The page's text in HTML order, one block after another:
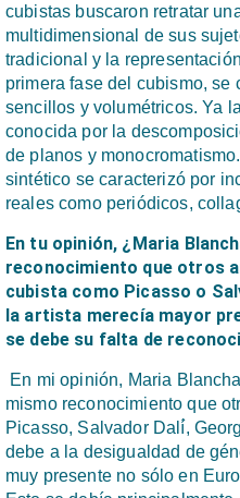
cubistas buscaron retratar
multidimensional de sus
tradicional y la
primera fase del cubismo, se
sencillos y volumétricos. Ya
conocida por la
de planos y
sintético se caracterizó por
reales como periódicos,
En tu opinión, ¿Maria
reconocimiento que otros
cubista como Picasso o
la artista merecía mayor
se debe su falta de
En mi opinión, Maria
mismo reconocimiento que
Picasso, Salvador Dalí́,
debe a la desigualdad de
muy presente no sólo en